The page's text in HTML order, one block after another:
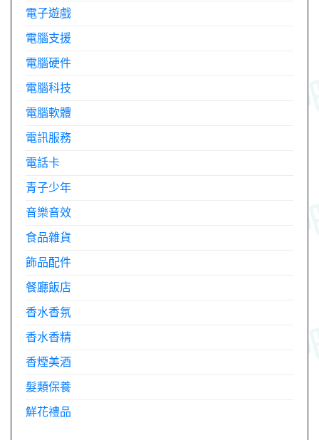
電子遊戲
電腦支援
電腦硬件
電腦科技
電腦軟體
電訊服務
電話卡
青子少年
音樂音效
食品雜貨
飾品配件
餐廳飯店
香水香氛
香水香精
香煙美酒
髮類保養
鮮花禮品